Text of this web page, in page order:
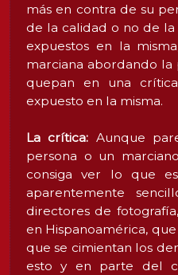
más en contra de su
de la calidad o no de
expuestos en la
marciana abordando la
quepan en una
expuesto en la misma.
La crítica: Aunque
persona o un
consiga ver lo que
aparentemente
directores de
en Hispanoamérica,
que se cimientan los
esto y en parte del